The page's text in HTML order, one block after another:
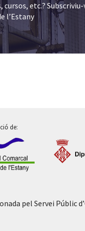
etc.? Subscriviu-
l’Estany
de:
pel Servei Públic